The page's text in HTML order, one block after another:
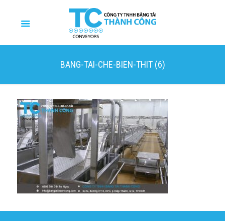
BANG-TAI-CHE-BIEN-THIT (6)